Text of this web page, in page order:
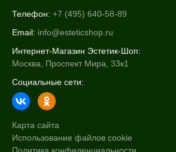
Телефон: +7 (495) 640-58-89
Email: info@esteticshop.ru
Интернет-Магазин Эстетик-Шоп:
Москва, Проспект Мира, 33к1
Социальные сети:
Карта сайта
Использование файлов cookie